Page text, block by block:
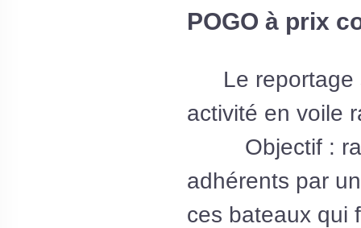
POGO à prix
Le
activité en voile
Objectif :
adhérents par
ces bateaux qui